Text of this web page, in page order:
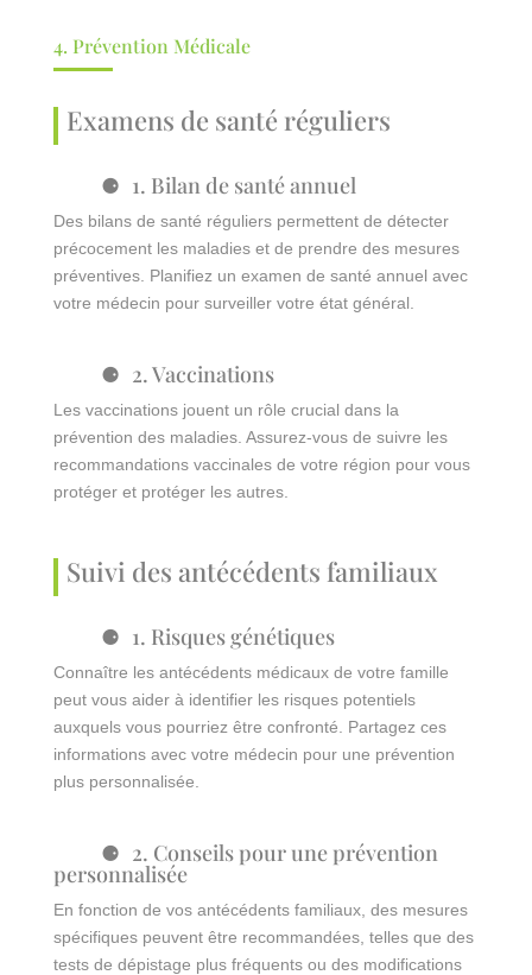
4. Prévention Médicale
Examens de santé réguliers
1. Bilan de santé annuel
Des bilans de santé réguliers permettent de détecter
précocement les maladies et de prendre des mesures
préventives. Planifiez un examen de santé annuel avec
votre médecin pour surveiller votre état général.
2. Vaccinations
Les vaccinations jouent un rôle crucial dans la
prévention des maladies. Assurez-vous de suivre les
recommandations vaccinales de votre région pour vous
protéger et protéger les autres.
Suivi des antécédents familiaux
1. Risques génétiques
Connaître les antécédents médicaux de votre famille
peut vous aider à identifier les risques potentiels
auxquels vous pourriez être confronté. Partagez ces
informations avec votre médecin pour une prévention
plus personnalisée.
2. Conseils pour une prévention
personnalisée
En fonction de vos antécédents familiaux, des mesures
spécifiques peuvent être recommandées, telles que des
tests de dépistage plus fréquents ou des modifications